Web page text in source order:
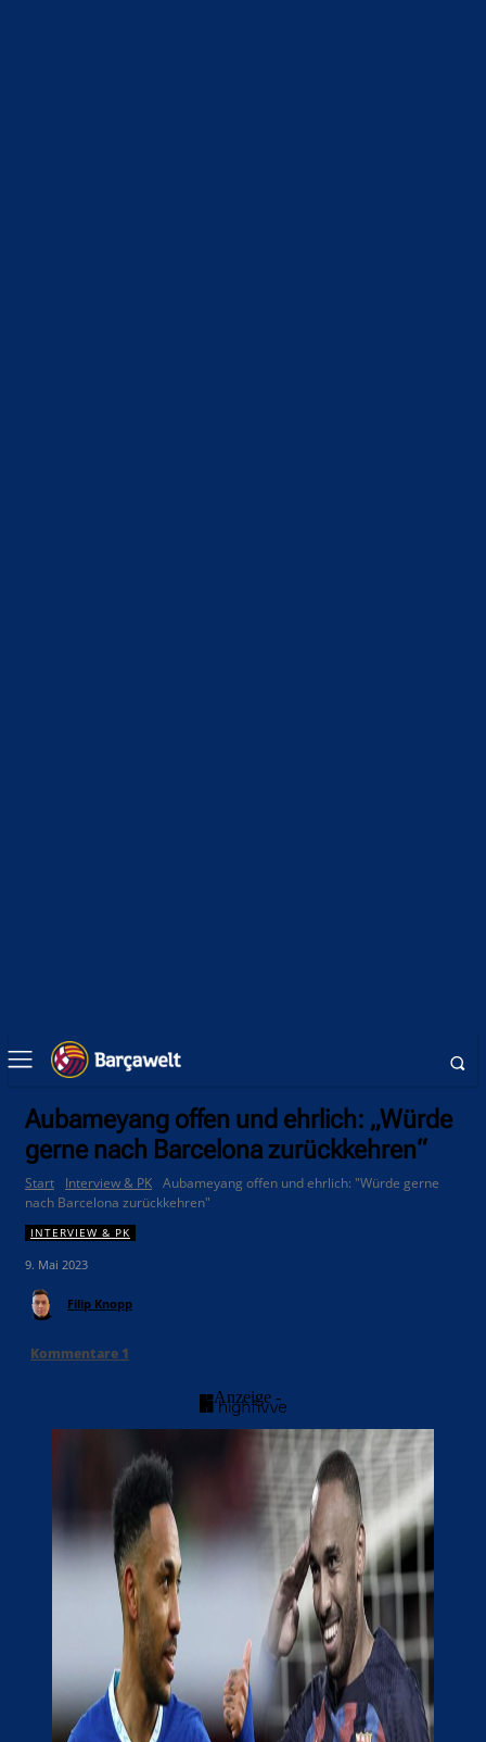
Aubameyang offen und ehrlich: „Würde
gerne nach Barcelona zurückkehren“
Start Interview & PK Aubameyang offen und ehrlich: "Würde gerne
nach Barcelona zurückkehren"
INTERVIEW & PK
9. Mai 2023
Filip Knopp
Kommentare 1
- Anzeige -